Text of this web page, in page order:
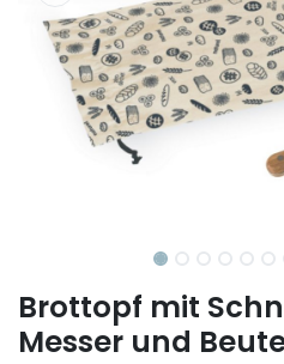
Brottopf mit
Messer und